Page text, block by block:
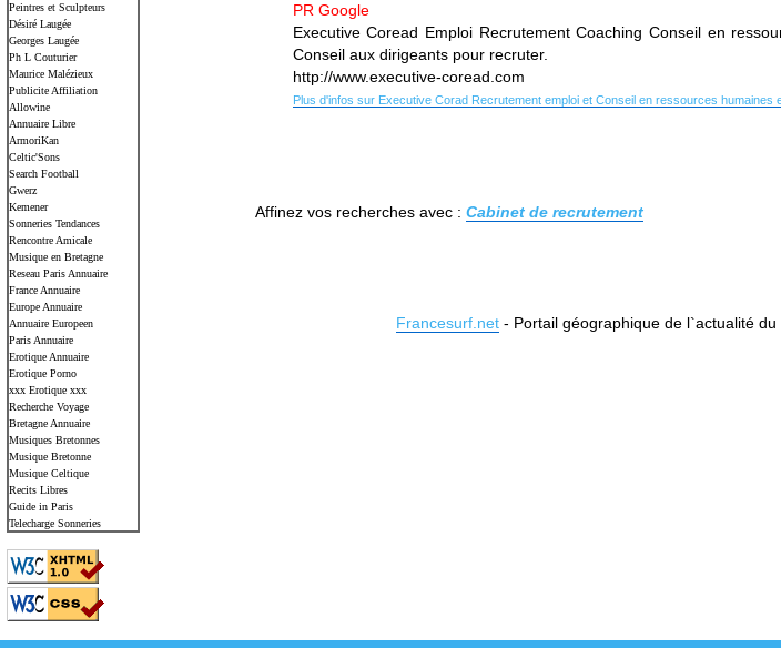
Peintres et Sculpteurs
Désiré Laugée
Georges Laugée
Ph L Couturier
Maurice Malézieux
Publicite Affiliation
Allowine
Annuaire Libre
ArmoriKan
Celtic'Sons
Search Football
Gwerz
Kemener
Sonneries Tendances
Rencontre Amicale
Musique en Bretagne
Reseau Paris Annuaire
France Annuaire
Europe Annuaire
Annuaire Europeen
Paris Annuaire
Erotique Annuaire
Erotique Porno
xxx Erotique xxx
Recherche Voyage
Bretagne Annuaire
Musiques Bretonnes
Musique Bretonne
Musique Celtique
Recits Libres
Guide in Paris
Telecharge Sonneries
PR Google
Executive Coread Emploi Recrutement Coaching Conseil en
Conseil aux dirigeants pour recruter.
http://www.executive-coread.com
Plus d'infos sur Executive Corad Recrutement emploi et Conseil en ressources humaines
Affinez vos recherches avec : Cabinet de recrutement
Francesurf.net - Portail géographique de l`actualité